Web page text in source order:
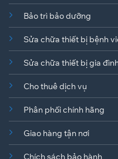
Bảo trì bảo dưỡng
Sửa chữa thiết bị bệnh
Sửa chữa thiết bị gia
Cho thuê dịch vụ
Phân phối chính hãng
Giao hàng tận nơi
Chích sách bảo hành